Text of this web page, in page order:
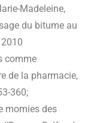
Madeleine,
du bitume au
comme
de la pharmacie,
360;
momies des